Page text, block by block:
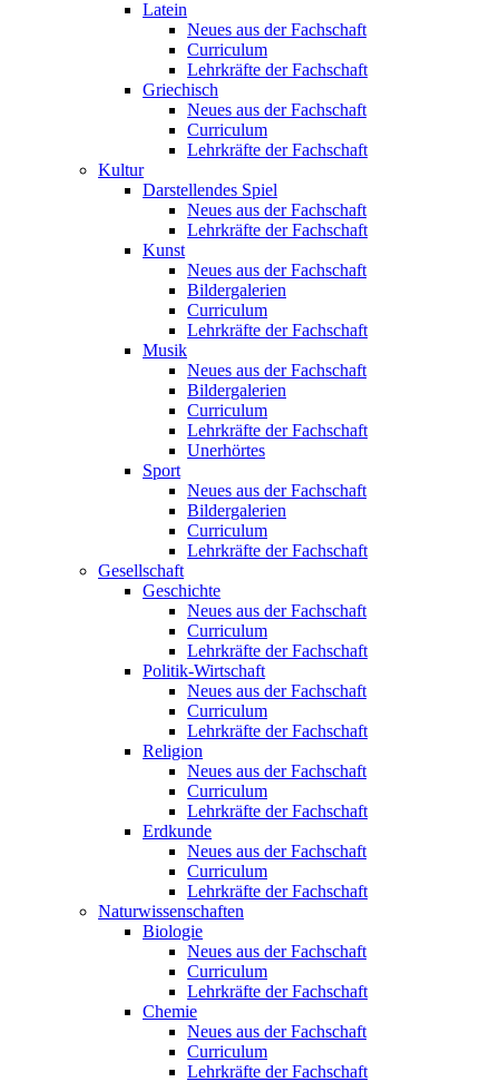
Latein
Neues aus der Fachschaft
Curriculum
Lehrkräfte der Fachschaft
Griechisch
Neues aus der Fachschaft
Curriculum
Lehrkräfte der Fachschaft
Kultur
Darstellendes Spiel
Neues aus der Fachschaft
Lehrkräfte der Fachschaft
Kunst
Neues aus der Fachschaft
Bildergalerien
Curriculum
Lehrkräfte der Fachschaft
Musik
Neues aus der Fachschaft
Bildergalerien
Curriculum
Lehrkräfte der Fachschaft
Unerhörtes
Sport
Neues aus der Fachschaft
Bildergalerien
Curriculum
Lehrkräfte der Fachschaft
Gesellschaft
Geschichte
Neues aus der Fachschaft
Curriculum
Lehrkräfte der Fachschaft
Politik-Wirtschaft
Neues aus der Fachschaft
Curriculum
Lehrkräfte der Fachschaft
Religion
Neues aus der Fachschaft
Curriculum
Lehrkräfte der Fachschaft
Erdkunde
Neues aus der Fachschaft
Curriculum
Lehrkräfte der Fachschaft
Naturwissenschaften
Biologie
Neues aus der Fachschaft
Curriculum
Lehrkräfte der Fachschaft
Chemie
Neues aus der Fachschaft
Curriculum
Lehrkräfte der Fachschaft